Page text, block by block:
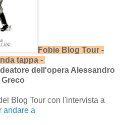
Fobie Blog Tour -
tappa -
dell'opera Alessandro
Greco
Blog Tour con l'intervista a
andare a